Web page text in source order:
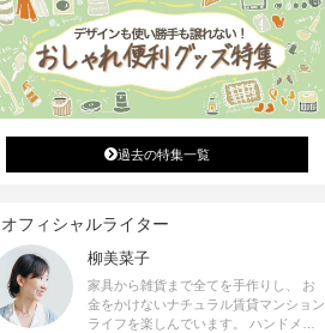
過去の特集一覧
オフィシャルライター
柳美菜子
家具から雑貨まで全てを手作りし、 お
金をかけないナチュラル賃貸マンション
ライフを楽しんでいます。 ハンドメイ